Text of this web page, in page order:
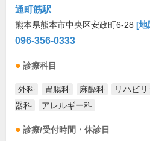
通町筋駅
熊本県熊本市中央区安政町6-28 [地
096-356-0333
診療科目
外科 胃腸科 麻酔科 リハビ
器科
アレルギー科
診療/受付時間・休診日